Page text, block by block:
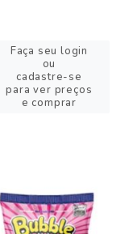
Faça seu login
ou
cadastre-se
para ver preços
e comprar